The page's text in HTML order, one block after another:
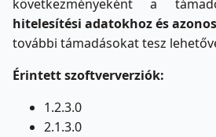
következményeként a
hitelesítési adatokhoz és
további támadásokat tesz
Érintett szoftververziók:
1.2.3.0
2.1.3.0